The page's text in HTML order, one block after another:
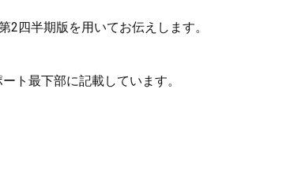
四半期版を用いてお伝えします。
ト最下部に記載しています。